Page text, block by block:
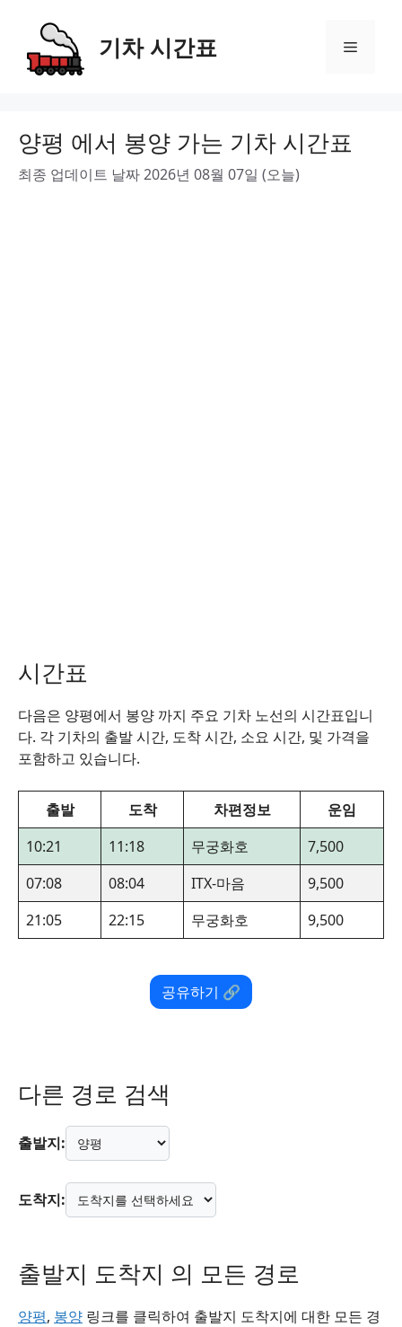
content
기차 시간표 Menu
양평 에서 봉양 가는 기차 시간표
최종 업데이트 날짜 2026년 08월 07일 (오늘)
시간표
다음은 양평에서 봉양 까지 주요 기차 노선의 시간표입니
다. 각 기차의 출발 시간, 도착 시간, 소요 시간, 및 가격을
포함하고 있습니다.
출발 도착 차편정보
운임
10:21
11:18 무궁화호
7,500
07:08
08:04 ITX-마음
9,500
21:05
22:15 무궁화호 9,500
공유하기 🔗
다른 경로 검색
출발지:
도착지:
출발지 도착지 의 모든 경로
양평, 봉양 링크를 클릭하여 출발지 도착지에 대한 모든 경